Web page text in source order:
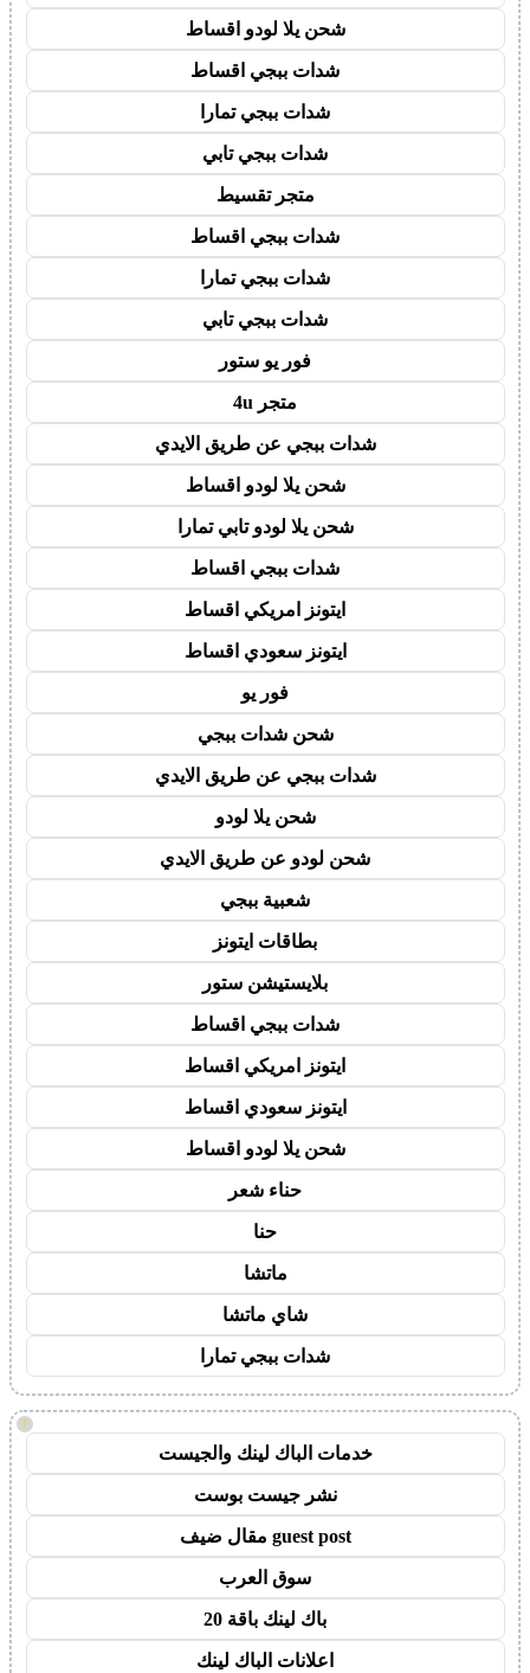
شحن يلا لودو اقساط
شدات ببجي اقساط
شدات ببجي تمارا
شدات ببجي تابي
متجر تقسيط
شدات ببجي اقساط
شدات ببجي تمارا
شدات ببجي تابي
فور يو ستور
متجر 4u
شدات ببجي عن طريق الايدي
شحن يلا لودو اقساط
شحن يلا لودو تابي تمارا
شدات ببجي اقساط
ايتونز امريكي اقساط
ايتونز سعودي اقساط
فور يو
شحن شدات ببجي
شدات ببجي عن طريق الايدي
شحن يلا لودو
شحن لودو عن طريق الايدي
شعبية ببجي
بطاقات ايتونز
بلايستيشن ستور
شدات ببجي اقساط
ايتونز امريكي اقساط
ايتونز سعودي اقساط
شحن يلا لودو اقساط
حناء شعر
حنا
ماتشا
شاي ماتشا
شدات ببجي تمارا
!
خدمات الباك لينك والجيست
نشر جيست بوست
guest post مقال ضيف
سوق العرب
باك لينك باقة 20
اعلانات الباك لينك